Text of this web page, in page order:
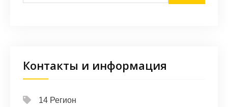
Контакты и информация
14 Регион